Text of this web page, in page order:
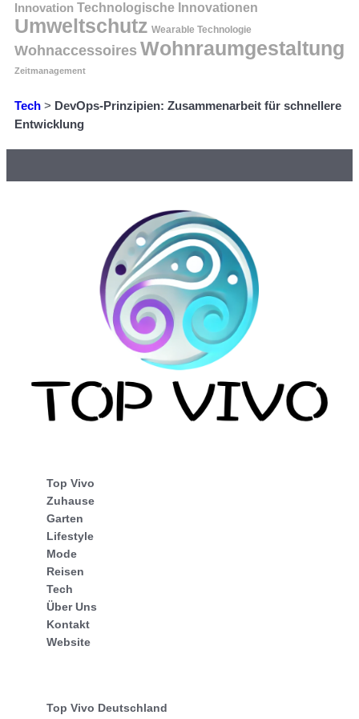
Innovation Technologische Innovationen
Umweltschutz Wearable Technologie
Wohnaccessoires Wohnraumgestaltung
Zeitmanagement
Tech > DevOps-Prinzipien: Zusammenarbeit für schnellere
Entwicklung
Top Vivo
Zuhause
Garten
Lifestyle
Mode
Reisen
Tech
Über Uns
Kontakt
Website
Top Vivo Deutschland